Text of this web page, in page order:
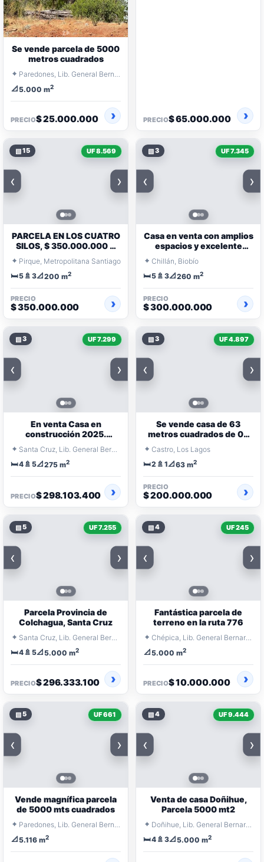
Se vende parcela de 5000
metros cuadrados
⌖
📐5.000 m2
PRECIO$ 25.000.000 PRECIO$ 65.000.000
▧15 UF 8.569
‹ ›
PARCELA EN LOS CUATRO
SILOS, $ 350.000.000 A
PIRQUE
⌖ Pirque, Metropolitana Santiago
🛏️5 🚿 3📐200 m2
PRECIO
$ 350.000.000
▧3 UF 7.345
‹ ›
Casa en venta con amplios
espacios y excelente
distribución
⌖ Chillán, Biobío
🛏️5 🚿 3📐260 m2
PRECIO
$ 300.000.000
▧3 UF 7.299
‹ ›
En venta Casa en
construcción 2025.
⌖ Santa Cruz, Lib. General Bernardo O'Higgins
🛏️4 🚿 5📐275 m2
PRECIO$ 298.103.400
▧3 UF 4.897
‹ ›
Se vende casa de 63
metros cuadrados de 02
metros
⌖ Castro, Los Lagos
🛏️2 🚿 1📐63 m2
PRECIO
$ 200.000.000
▧5 UF 7.255
‹ ›
Parcela Provincia de
Colchagua, Santa Cruz
⌖
Santa Cruz, Lib. General Bernardo O'Higgins
🛏️4 🚿 5📐5.000 m2
PRECIO$ 296.333.100
▧4 UF 245
‹ ›
Fantástica parcela de
terreno en la ruta 776
⌖
Chépica, Lib. General Bernardo O'Higgins
📐5.000 m2
PRECIO$ 10.000.000
▧5 UF 661
‹ ›
Vende magnífica parcela
de 5000 mts cuadrados
⌖
📐5.116 m2
▧4 UF 9.444
‹ ›
Venta de casa Doñihue,
Parcela 5000 mt2
⌖
Doñihue, Lib. General Bernardo O'Higgins
🛏️4 🚿 3📐5.000 m2